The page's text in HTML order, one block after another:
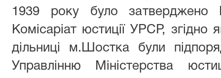
1939 року було затверджено
Комісаріат юстиції УРСР, згідно
дільниці м.Шостка були
Управлінню Міністерства